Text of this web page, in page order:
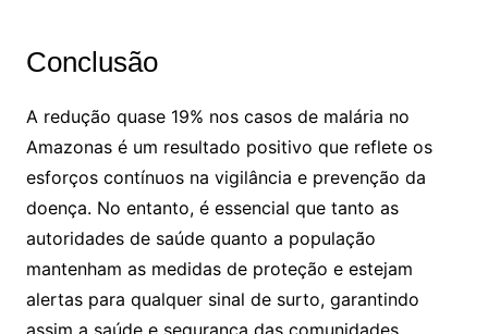
Conclusão
A redução quase 19% nos casos de malária no
Amazonas é um resultado positivo que reflete os
esforços contínuos na vigilância e prevenção da
doença. No entanto, é essencial que tanto as
autoridades de saúde quanto a população
mantenham as medidas de proteção e estejam
alertas para qualquer sinal de surto, garantindo